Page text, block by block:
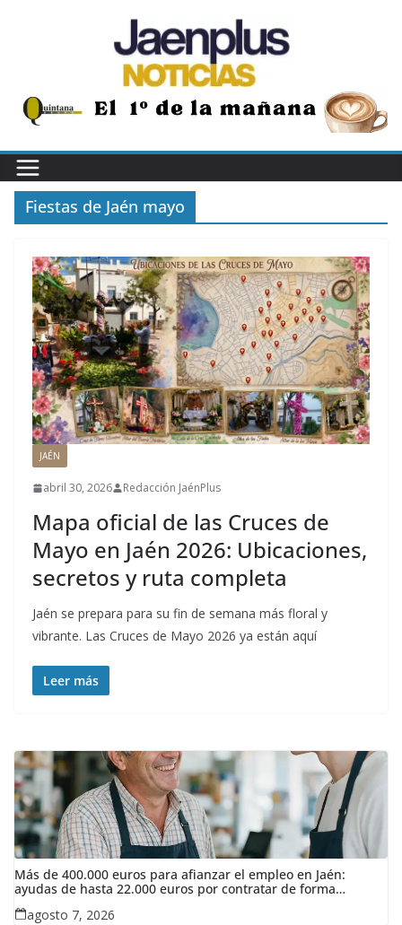
Fiestas de Jaén mayo
JAÉN
abril 30, 2026 Redacción JaénPlus
Mapa oficial de las Cruces de
Mayo en Jaén 2026: Ubicaciones,
secretos y ruta completa
Jaén se prepara para su fin de semana más floral y
vibrante. Las Cruces de Mayo 2026 ya están aquí
Leer más
Más de 400.000 euros para afianzar el empleo en Jaén:
ayudas de hasta 22.000 euros por contratar de forma
indefinida
agosto 7, 2026